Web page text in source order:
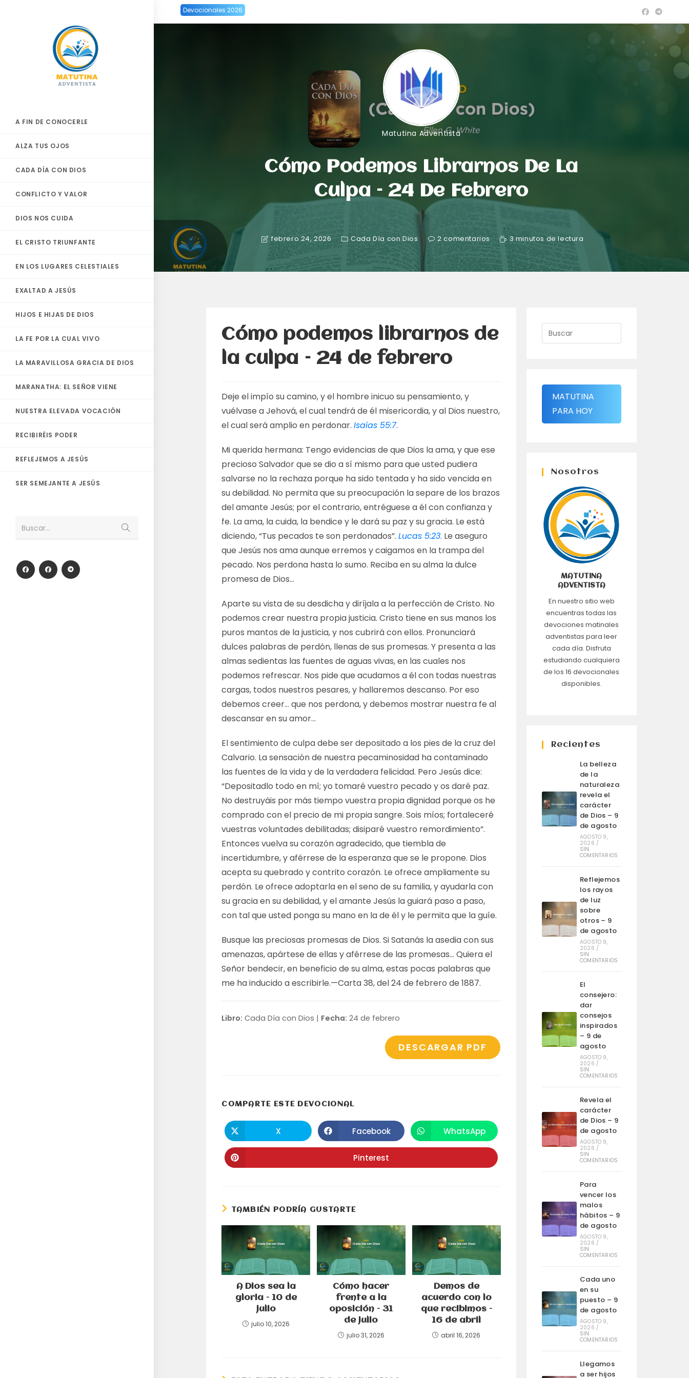
Devocionales 2026
A FIN DE CONOCERLE
ALZA TUS OJOS
CADA DÍA CON DIOS
CONFLICTO Y VALOR
DIOS NOS CUIDA
EL CRISTO TRIUNFANTE
EN LOS LUGARES CELESTIALES
EXALTAD A JESÚS
HIJOS E HIJAS DE DIOS
LA FE POR LA CUAL VIVO
LA MARAVILLOSA GRACIA DE DIOS
MARANATHA: EL SEÑOR VIENE
NUESTRA ELEVADA VOCACIÓN
RECIBIRÉIS PODER
REFLEJEMOS A JESÚS
SER SEMEJANTE A JESÚS
Buscar...
la
Matutina Adventista
Cómo Podemos Librarnos De La
Culpa – 24 De Febrero
febrero 24, 2026 Cada Día con Dios 2 comentarios 3 minutos de lectura
Cómo podemos librarnos de
la culpa – 24 de febrero
Deje el impío su camino, y el hombre inicuo su pensamiento, y
vuélvase a Jehová, el cual tendrá de él misericordia, y al Dios nuestro,
el cual será amplio en perdonar.Isaías 55:7.
Mi querida hermana: Tengo evidencias de que Dios la ama, y que ese
precioso Salvador que se dio a sí mismo para que usted pudiera
salvarse no la rechaza porque ha sido tentada y ha sido vencida en
su debilidad. No permita que su preocupación la separe de los brazos
del amante Jesús; por el contrario, entréguese a él con confianza y
fe. La ama, la cuida, la bendice y le dará su paz y su gracia. Le está
diciendo, “Tus pecados te son perdonados”.Lucas 5:23. Le aseguro
que Jesús nos ama aunque erremos y caigamos en la trampa del
pecado. Nos perdona hasta lo sumo. Reciba en su alma la dulce
promesa de Dios…
Aparte su vista de su desdicha y diríjala a la perfección de Cristo. No
podemos crear nuestra propia justicia. Cristo tiene en sus manos los
puros mantos de la justicia, y nos cubrirá con ellos. Pronunciará
dulces palabras de perdón, llenas de sus promesas. Y presenta a las
almas sedientas las fuentes de aguas vivas, en las cuales nos
podemos refrescar. Nos pide que acudamos a él con todas nuestras
cargas, todos nuestros pesares, y hallaremos descanso. Por eso
debemos creer… que nos perdona, y debemos mostrar nuestra fe al
descansar en su amor…
El sentimiento de culpa debe ser depositado a los pies de la cruz del
Calvario. La sensación de nuestra pecaminosidad ha contaminado
las fuentes de la vida y de la verdadera felicidad. Pero Jesús dice:
“Depositadlo todo en mí; yo tomaré vuestro pecado y os daré paz.
No destruyáis por más tiempo vuestra propia dignidad porque os he
comprado con el precio de mi propia sangre. Sois míos; fortaleceré
vuestras voluntades debilitadas; disiparé vuestro remordimiento”.
Entonces vuelva su corazón agradecido, que tiembla de
incertidumbre, y aférrese de la esperanza que se le propone. Dios
acepta su quebrado y contrito corazón. Le ofrece ampliamente su
perdón. Le ofrece adoptarla en el seno de su familia, y ayudarla con
su gracia en su debilidad, y el amante Jesús la guiará paso a paso,
con tal que usted ponga su mano en la de él y le permita que la guíe.
Busque las preciosas promesas de Dios. Si Satanás la asedia con sus
amenazas, apártese de ellas y aférrese de las promesas… Quiera el
Señor bendecir, en beneficio de su alma, estas pocas palabras que
me ha inducido a escribirle.—Carta 38, del 24 de febrero de 1887.
Libro: Cada Día con Dios | Fecha: 24 de febrero
DESCARGAR PDF
COMPARTE ESTE DEVOCIONALCOMPARTIR
abre
en
ventana
X Se
abre
en
una
nueva
ventana
Facebook Se
abre
en
ventana
WhatsApp
Se
abre
Pinterest
TAMBIÉN PODRÍA GUSTARTE
A Dios sea la
gloria – 10 de
julio
julio 10, 2026
Cómo hacer
frente a la
oposición – 31
de julio
julio 31, 2026
Demos de
acuerdo con lo
que recibimos –
16 de abril
abril 16, 2026
MATUTINA
PARA HOY
Nosotros
MATUTINA
ADVENTISTA
En nuestro sitio web
encuentras todas las
devociones matinales
adventistas para leer
cada día. Disfruta
estudiando cualquiera
de los 16 devocionales
disponibles.
Recientes
La belleza
de la
naturaleza
revela el
carácter
de Dios – 9
de agosto
AGOSTO 9,
2026 /
SIN
COMENTARIOS
Reflejemos
los rayos
de luz
sobre
otros – 9
de agosto
AGOSTO 9,
2026 /
SIN
COMENTARIOS
El
consejero:
dar
consejos
inspirados
– 9 de
agosto
AGOSTO 9,
2026 /
SIN
COMENTARIOS
Revela el
carácter
de Dios – 9
de agosto
AGOSTO 9,
2026 /
SIN
COMENTARIOS
Para
vencer los
malos
hábitos – 9
de agosto
AGOSTO 9,
2026 /
SIN
COMENTARIOS
Cada uno
en su
puesto – 9
de agosto
AGOSTO 9,
2026 /
SIN
COMENTARIOS
Llegamos
a ser hijos